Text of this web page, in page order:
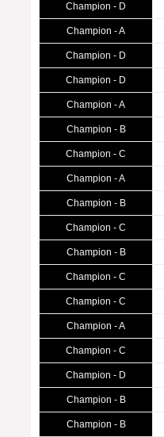
Champion - D
Champion - A
Champion - D
Champion - D
Champion - A
Champion - B
Champion - C
Champion - A
Champion - B
Champion - C
Champion - B
Champion - C
Champion - C
Champion - A
Champion - C
Champion - D
Champion - B
Champion - B